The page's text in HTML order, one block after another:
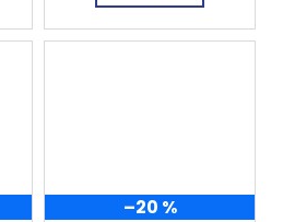
–20 %